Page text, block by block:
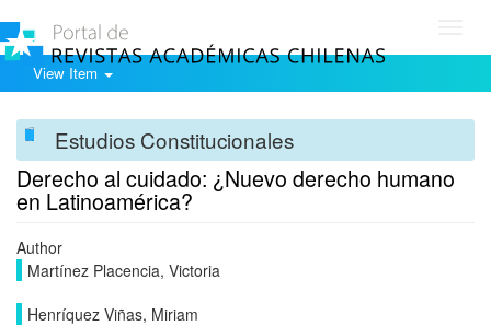
View Item
Estudios Constitucionales
Derecho al cuidado: ¿Nuevo derecho humano
en Latinoamérica?
Author
Martínez Placencia, Victoria
Henríquez Viñas, Miriam